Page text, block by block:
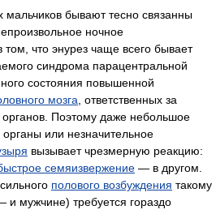
мальчиков бывают тесно связанны
ночное
что энурез чаще всего бывает
синдрома парацентральной
состояния повышенной
мозга, ответственных за
Поэтому даже небольшое
или незначительное
вызывает чрезмерную реакцию:
семяизвержение — в ​​другом.
полового возбуждения такому
мужчине) требуется гораздо